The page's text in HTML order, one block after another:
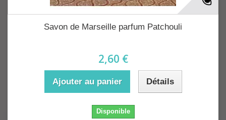
Savon de Marseille parfum Patchouli
2,60 €
Ajouter au panier Détails
Disponible